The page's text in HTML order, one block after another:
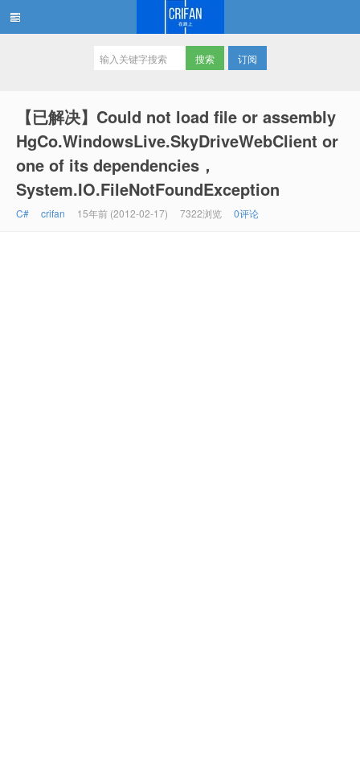
订阅
【已解决】Could not load file or assembly
HgCo.WindowsLive.SkyDriveWebClient or
one of its dependencies，
System.IO.FileNotFoundException
C# crifan 15年前 (2012-02-17) 7322浏览 0评论